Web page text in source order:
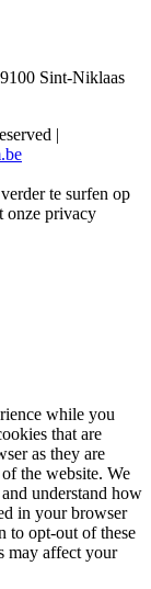
Sint-Niklaas
|
te surfen op
onze privacy
while you
that are
as they are
the website. We
understand how
in your browser
to opt-out of these
may affect your